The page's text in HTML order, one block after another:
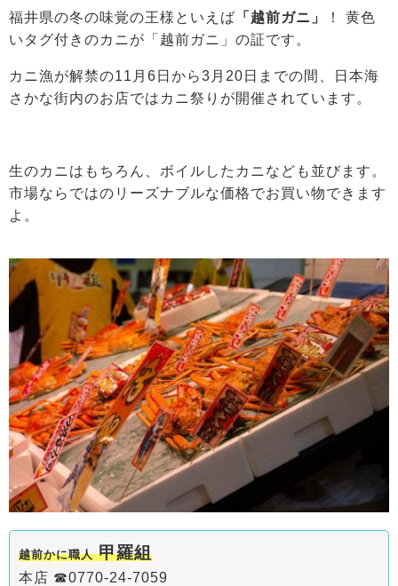
福井県の冬の味覚の王様といえば 「越前ガニ」
！ 黄色
いタグ付きのカニが「越前ガニ」の証です。
カニ漁が解禁の11月6日から3月20日までの間、日本海
さかな街内のお店ではカニ祭りが開催されています。
生のカニはもちろん、ボイルしたカニなども並びます。
市場ならではのリーズナブルな価格でお買い物できます
よ。
越前かに職人甲羅組
本店 ☎0770-24-7059